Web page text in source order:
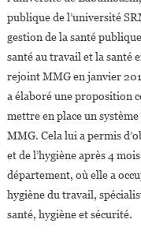
publique de l’université
gestion de la santé
santé au travail et la santé
rejoint MMG en janvier
a élaboré une proposition
mettre en place un
MMG. Cela lui a permis
et de l’hygiène après 4
département, où elle a
hygiène du travail,
santé, hygiène et sécurité.